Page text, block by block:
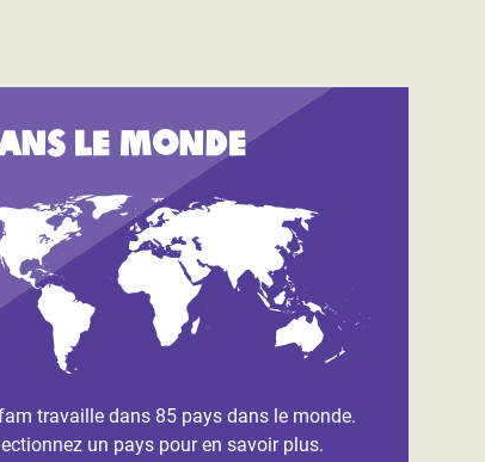
le monde
travaille dans 85 pays dans le monde.
un pays pour en savoir plus.